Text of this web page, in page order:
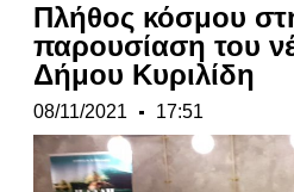
Πλήθος κόσμου
παρουσίαση του
Δήμου Κυριλίδη
08/11/2021 17:51